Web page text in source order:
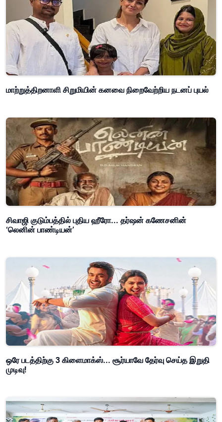
மாற்றுத்திறனாளி சிறுமியின் கனவை நிறைவேற்றிய நடனப் புயல்
சிவாஜி குடும்பத்தில் புதிய ஹீரோ... தர்ஷன் கணேசனின்
‘லெனின் பாண்டியன்’
ஒரே படத்திற்கு 3 கிளைமாக்ஸ்... சூர்யாவே தேர்வு செய்த இறுதி
முடிவு!